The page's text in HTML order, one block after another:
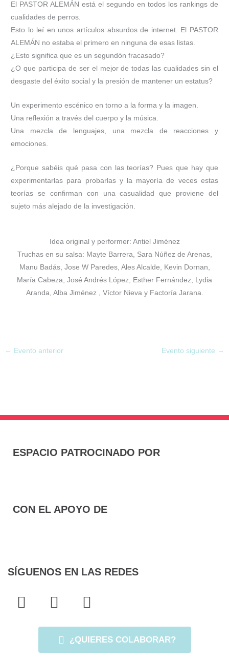
El PASTOR ALEMÁN está el segundo en todos los rankings de
cualidades de perros.
Esto lo leí en unos artículos absurdos de internet. El PASTOR
ALEMÁN no estaba el primero en ninguna de esas listas.
¿Esto significa que es un segundón fracasado?
¿O que participa de ser el mejor de todas las cualidades sin el
desgaste del éxito social y la presión de mantener un estatus?
Un experimento escénico en torno a la forma y la imagen.
Una reflexión a través del cuerpo y la música.
Una mezcla de lenguajes, una mezcla de reacciones y
emociones.
¿Porque sabéis qué pasa con las teorías? Pues que hay que
experimentarlas para probarlas y la mayoría de veces estas
teorías se confirman con una casualidad que proviene del
sujeto más alejado de la investigación.
Idea original y performer: Antiel Jiménez
Truchas en su salsa: Mayte Barrera, Sara Núñez de Arenas,
Manu Badás, Jose W Paredes, Ales Alcalde, Kevin Dornan,
María Cabeza, José Andrés López, Esther Fernández, Lydia
Aranda, Alba Jiménez , Víctor Nieva y Factoría Jarana.
← Evento anterior Evento siguiente →
ESPACIO PATROCINADO POR
CON EL APOYO DE
SÍGUENOS EN LAS REDES
F
a
T
w
i
t
I
n
s
t
a
¿QUIERES COLABORAR?